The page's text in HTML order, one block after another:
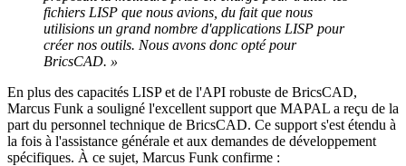
fichiers LISP que nous avions, du fait que nous
utilisions un grand nombre d'applications LISP pour
créer nos outils. Nous avons donc opté pour
BricsCAD. »
En plus des capacités LISP et de l'API robuste de BricsCAD,
Marcus Funk a souligné l'excellent support que MAPAL a reçu de la
part du personnel technique de BricsCAD. Ce support s'est étendu à
la fois à l'assistance générale et aux demandes de développement
spécifiques. À ce sujet, Marcus Funk confirme :